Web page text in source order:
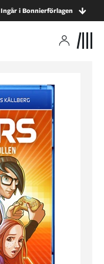
Ingår i Bonnierförlagen